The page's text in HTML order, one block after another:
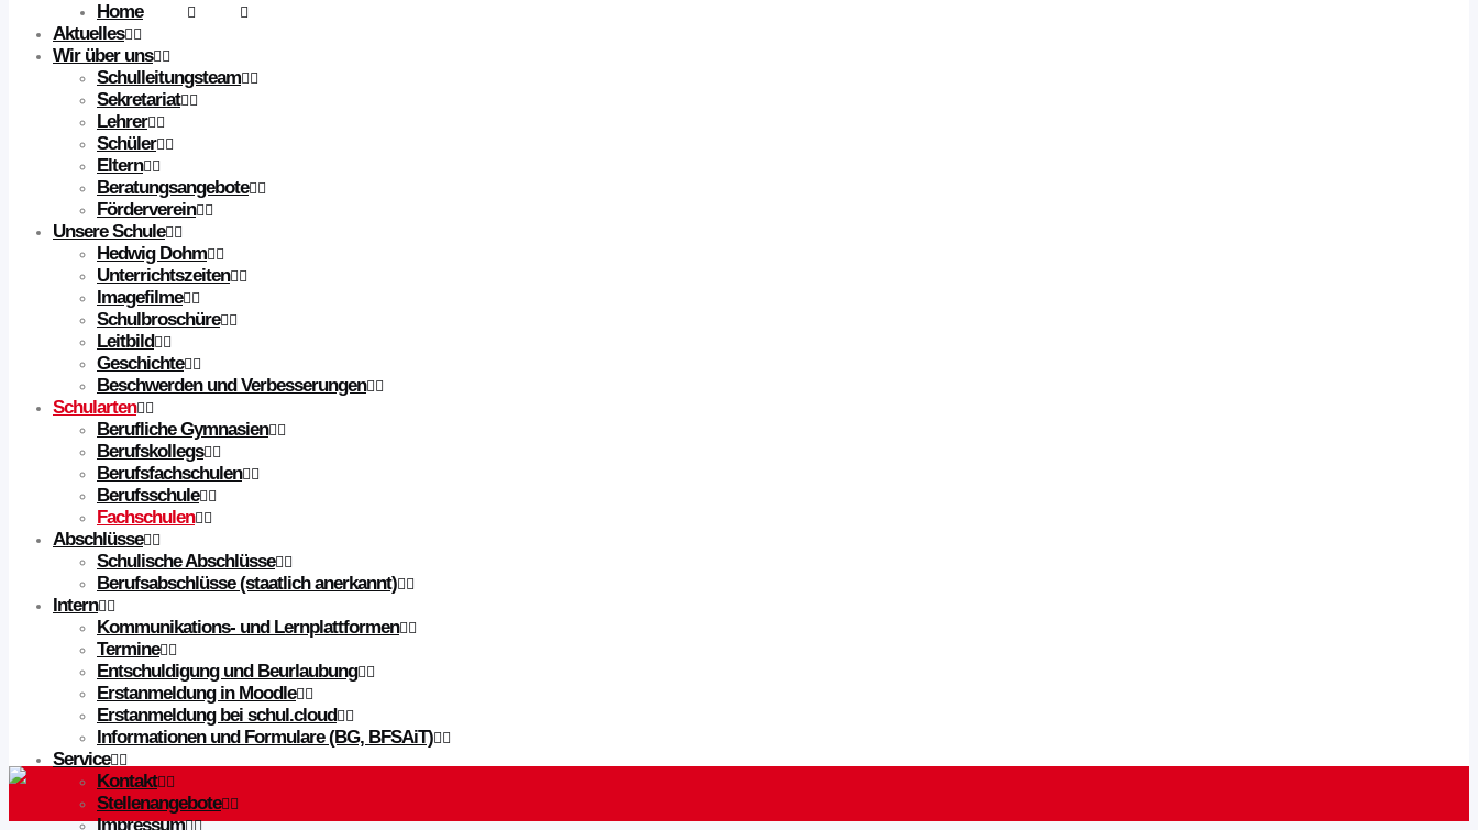
Home
Aktuelles
Wir über uns
Schulleitungsteam
Sekretariat
Lehrer
Schüler
Eltern
Beratungsangebote
Förderverein
Unsere Schule
Hedwig Dohm
Unterrichtszeiten
Imagefilme
Schulbroschüre
Leitbild
Geschichte
Beschwerden und Verbesserungen
Schularten
Berufliche Gymnasien
Berufskollegs
Berufsfachschulen
Berufsschule
Fachschulen
Abschlüsse
Schulische Abschlüsse
Berufsabschlüsse (staatlich anerkannt)
Intern
Kommunikations- und Lernplattformen
Termine
Entschuldigung und Beurlaubung
Erstanmeldung in Moodle
Erstanmeldung bei schul.cloud
Informationen und Formulare (BG, BFSAiT)
Service
Kontakt
Stellenangebote
Impressum